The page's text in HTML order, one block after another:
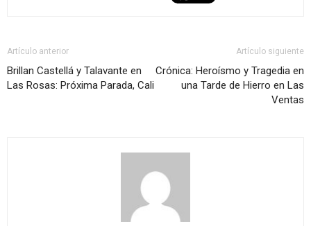
Artículo anterior
Brillan Castellá y Talavante en
Las Rosas: Próxima Parada, Cali
Artículo siguiente
Crónica: Heroísmo y Tragedia en
una Tarde de Hierro en Las
Ventas